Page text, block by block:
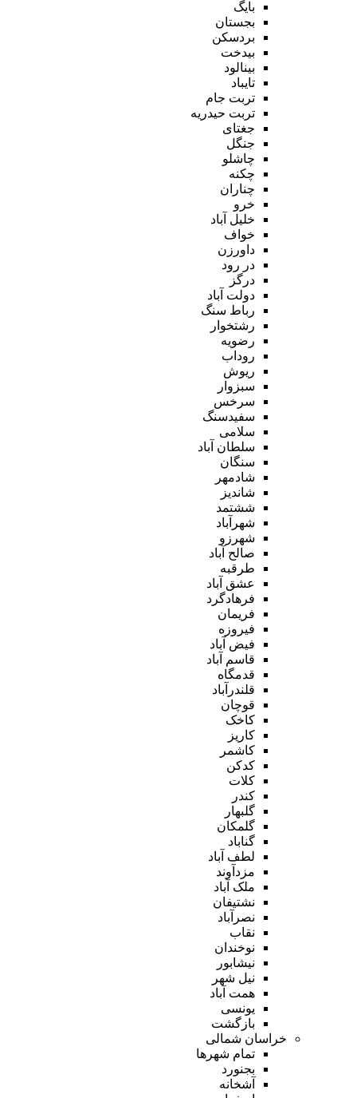
بایگ
بجستان
بردسکن
بیدخت
بینالود
تایباد
تربت جام
تربت حیدریه
جغتای
جنگل
چاشلو
چکنه
چناران
خرو
خلیل آباد
خواف
داورزن
در رود
درگز
دولت آباد
رباط سنگ
رشتخوار
رضویه
روداب
ریوش
سبزوار
سرخس
سفیدسنگ
سلامی
سلطان آباد
سنگان
شادمهر
شاندیز
ششتمد
شهرآباد
شهرزو
صالح آباد
طرقبه
عشق آباد
فرهادگرد
فریمان
فیروزه
فیض آباد
قاسم آباد
قدمگاه
قلندرآباد
قوچان
کاخک
کاریز
کاشمر
کدکن
کلات
کندر
گلبهار
گلمکان
گناباد
لطف آباد
مزدآوند
ملک آباد
نشتیفان
نصرآباد
نقاب
نوخندان
نیشابور
نیل شهر
همت آباد
یونسی
بازگشت
خراسان شمالی
تمام شهر‌ها
بجنورد
آشخانه